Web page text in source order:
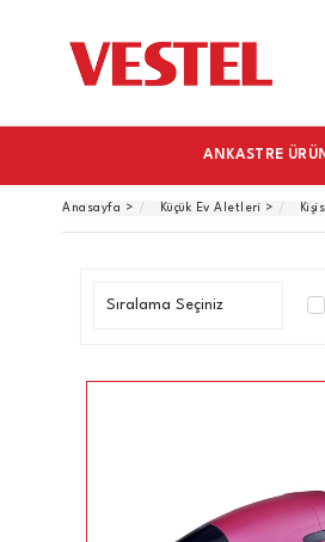
Home
ANKASTRE
Anasayfa > Küçük Ev Aletleri >